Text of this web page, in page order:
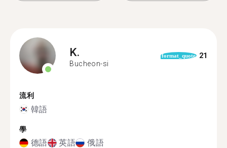
K.
Bucheon-si
format_quote 21
流利
韓語
學
德語 英語 俄語